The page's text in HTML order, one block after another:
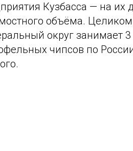
Кузбасса — на их
объёма.
округ занимает
чипсов по